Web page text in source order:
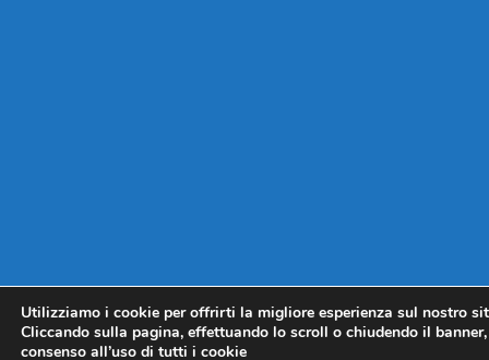
Utilizziamo i cookie per offrirti la migliore esperienza sul nostro
Cliccando sulla pagina, effettuando lo scroll o chiudendo il
consenso all’uso di tutti i cookie